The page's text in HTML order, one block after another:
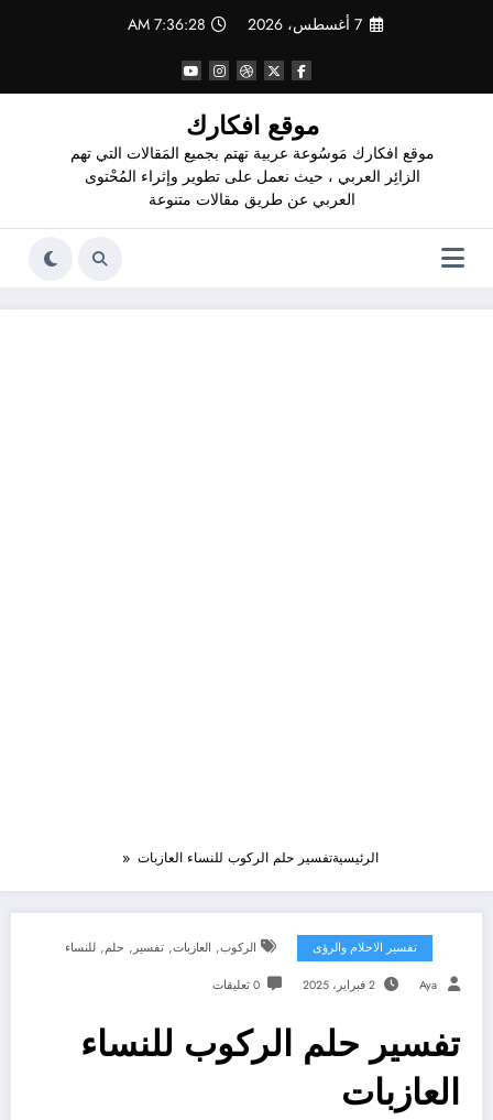
7 أغسطس، 2026 7:36:28 AM
موقع افكارك
موقع افكارك مَوسُوعة عربية تهتم بجميع المَقالات التي تهم
الزائِر العربي ، حيث نعمل على تطوير وإثراء المُحْتوى
العربي عن طريق مقالات متنوعة
الرئيسيةتفسير حلم الركوب للنساء العازبات
تفسير الاحلام والرؤى الركوب, العازبات, تفسير , حلم, للنساء
Aya 2 فبراير، 2025 0 تعليقات
تفسير حلم الركوب للنساء
العازبات